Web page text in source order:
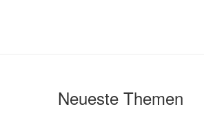
Neueste Themen